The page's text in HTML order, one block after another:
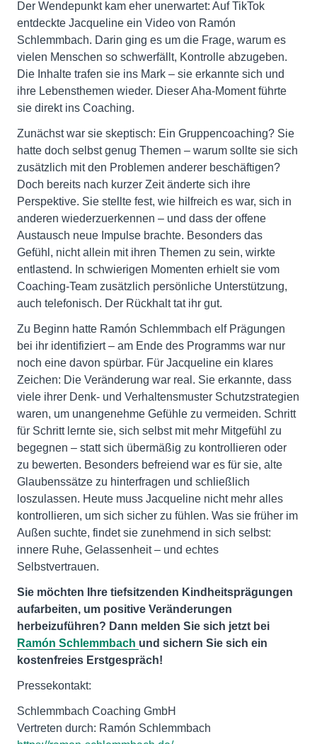
Der Wendepunkt kam eher unerwartet: Auf TikTok
entdeckte Jacqueline ein Video von Ramón
Schlemmbach. Darin ging es um die Frage, warum es
vielen Menschen so schwerfällt, Kontrolle abzugeben.
Die Inhalte trafen sie ins Mark – sie erkannte sich und
ihre Lebensthemen wieder. Dieser Aha-Moment führte
sie direkt ins Coaching.
Zunächst war sie skeptisch: Ein Gruppencoaching? Sie
hatte doch selbst genug Themen – warum sollte sie sich
zusätzlich mit den Problemen anderer beschäftigen?
Doch bereits nach kurzer Zeit änderte sich ihre
Perspektive. Sie stellte fest, wie hilfreich es war, sich in
anderen wiederzuerkennen – und dass der offene
Austausch neue Impulse brachte. Besonders das
Gefühl, nicht allein mit ihren Themen zu sein, wirkte
entlastend. In schwierigen Momenten erhielt sie vom
Coaching-Team zusätzlich persönliche Unterstützung,
auch telefonisch. Der Rückhalt tat ihr gut.
Zu Beginn hatte Ramón Schlemmbach elf Prägungen
bei ihr identifiziert – am Ende des Programms war nur
noch eine davon spürbar. Für Jacqueline ein klares
Zeichen: Die Veränderung war real. Sie erkannte, dass
viele ihrer Denk- und Verhaltensmuster Schutzstrategien
waren, um unangenehme Gefühle zu vermeiden. Schritt
für Schritt lernte sie, sich selbst mit mehr Mitgefühl zu
begegnen – statt sich übermäßig zu kontrollieren oder
zu bewerten. Besonders befreiend war es für sie, alte
Glaubenssätze zu hinterfragen und schließlich
loszulassen. Heute muss Jacqueline nicht mehr alles
kontrollieren, um sich sicher zu fühlen. Was sie früher im
Außen suchte, findet sie zunehmend in sich selbst:
innere Ruhe, Gelassenheit – und echtes
Selbstvertrauen.
Sie möchten Ihre tiefsitzenden Kindheitsprägungen
aufarbeiten, um positive Veränderungen
herbeizuführen? Dann melden Sie sich jetzt bei
Ramón Schlemmbach und sichern Sie sich ein
kostenfreies Erstgespräch!
Pressekontakt:
Schlemmbach Coaching GmbH
Vertreten durch: Ramón Schlemmbach